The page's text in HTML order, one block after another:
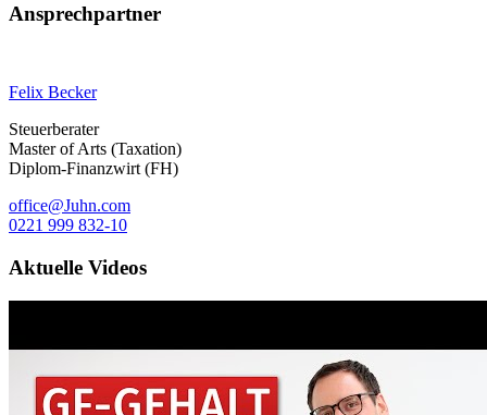
Ansprechpartner
Felix Becker
Steuerberater
Master of Arts (Taxation)
Diplom-Finanzwirt (FH)
office@Juhn.com
0221 999 832-10
Aktuelle Videos